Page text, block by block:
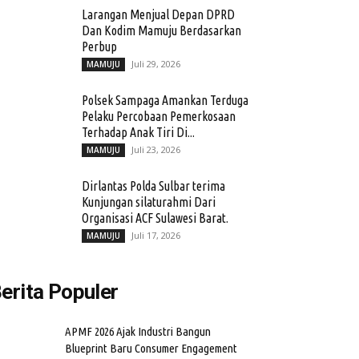
Larangan Menjual Depan DPRD
Dan Kodim Mamuju Berdasarkan
Perbup
MAMUJU Juli 29, 2026
Polsek Sampaga Amankan Terduga
Pelaku Percobaan Pemerkosaan
Terhadap Anak Tiri Di...
MAMUJU Juli 23, 2026
Dirlantas Polda Sulbar terima
Kunjungan silaturahmi Dari
Organisasi ACF Sulawesi Barat.
MAMUJU Juli 17, 2026
Populer
APMF 2026 Ajak Industri Bangun
Blueprint Baru Consumer Engagement